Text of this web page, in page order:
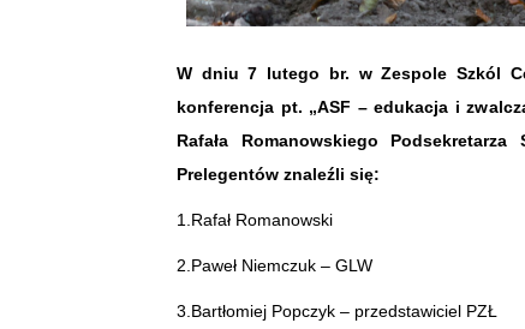
W dniu 7 lutego br. w Zespole Szkól
konferencja pt. „ASF – edukacja i
Rafała Romanowskiego
Prelegentów znaleźli się:
1.Rafał Romanowski
2.Paweł Niemczuk – GLW
3.Bartłomiej Popczyk – przedstawiciel PZŁ